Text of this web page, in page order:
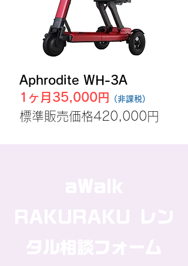
Aphrodite WH-3A
1ヶ月35,000円
(非課税)
​標準販売価格420,000円